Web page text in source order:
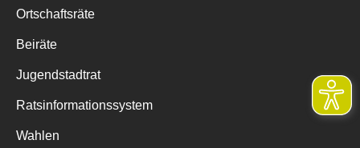
Ortschaftsräte
Beiräte
Jugendstadtrat
Ratsinformationssystem
Wahlen